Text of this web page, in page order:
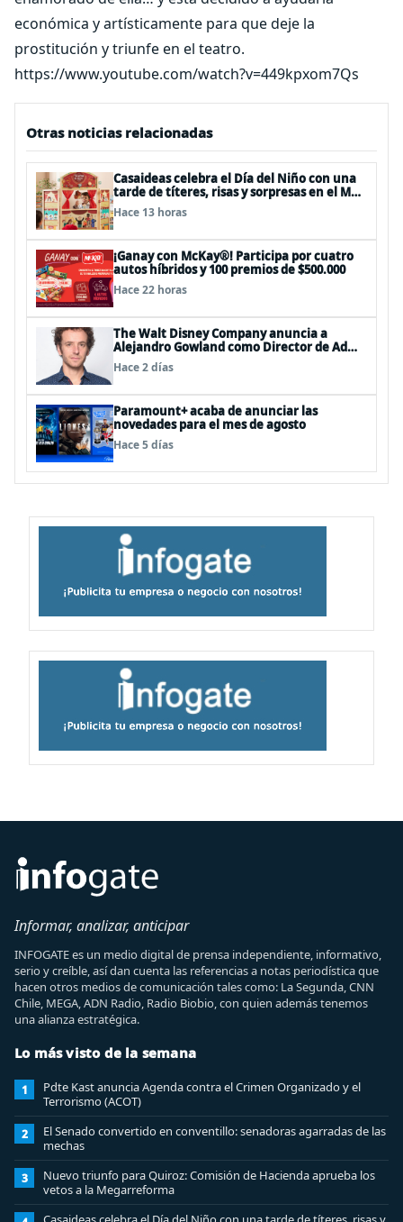
económica y artísticamente para que deje la
prostitución y triunfe en el teatro.
https://www.youtube.com/watch?v=449kpxom7Qs
Otras noticias relacionadas
Casaideas celebra el Día del Niño con una
tarde de títeres, risas y sorpresas en el Mall
Plaza Vespucio
Hace 13 horas
¡Ganay con McKay®! Participa por cuatro
autos híbridos y 100 premios de $500.000
Hace 22 horas
The Walt Disney Company anuncia a
Alejandro Gowland como Director de Ad
Sales & Partnerships para el Cono Sur
Hace 2 días
Paramount+ acaba de anunciar las
novedades para el mes de agosto
Hace 5 días
Informar, analizar, anticipar
INFOGATE es un medio digital de prensa independiente, informativo,
serio y creíble, así dan cuenta las referencias a notas periodística que
hacen otros medios de comunicación tales como: La Segunda, CNN
Chile, MEGA, ADN Radio, Radio Biobio, con quien además tenemos
una alianza estratégica.
Lo más visto de la semana
1
Pdte Kast anuncia Agenda contra el Crimen Organizado y el
Terrorismo (ACOT)
2
El Senado convertido en conventillo: senadoras agarradas de las
mechas
3
Nuevo triunfo para Quiroz: Comisión de Hacienda aprueba los
vetos a la Megarreforma